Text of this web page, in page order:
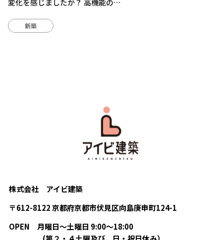
変化を感じましたか？ 高機能の…
新築
株式会社 アイビ建築
〒612-8122 京都府京都市伏見区向島庚申町124-1
OPEN 月曜日〜土曜日 9:00〜18:00